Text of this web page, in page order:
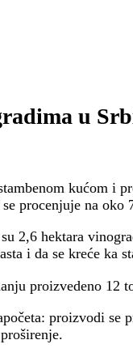
u
kućom i
procenjuje na oko
2,6 hektara
i da se kreće ka
proizvedeno 12
proizvodi